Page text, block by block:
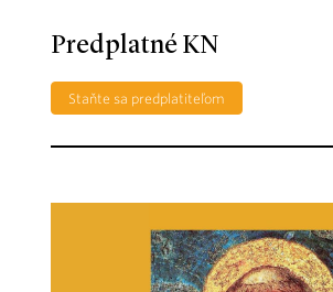
Predplatné KN
Staňte sa predplatiteľom